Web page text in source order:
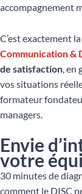
accompagnement
C’est exactement
Communication &
de satisfaction ,
vos situations
formateur
managers.
Envie
votre
30 minutes de
comment le DISC